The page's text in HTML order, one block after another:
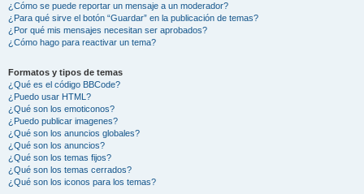
¿Cómo se puede reportar un mensaje a un moderador?
¿Para qué sirve el botón “Guardar” en la publicación de temas?
¿Por qué mis mensajes necesitan ser aprobados?
¿Cómo hago para reactivar un tema?
Formatos y tipos de temas
¿Qué es el código BBCode?
¿Puedo usar HTML?
¿Qué son los emoticonos?
¿Puedo publicar imagenes?
¿Qué son los anuncios globales?
¿Qué son los anuncios?
¿Qué son los temas fijos?
¿Qué son los temas cerrados?
¿Qué son los iconos para los temas?